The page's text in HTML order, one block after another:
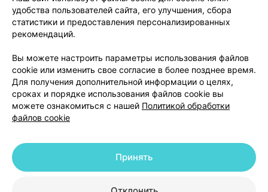
Размещение рекламы
Медицинский маркетинг
Публичный договор
Доставка
Способы оплаты
Вакансии
Партнеры
Написать руководителю 103.by
Написать в поддержку
Персональные настройки Cookie
© 2026 ООО «Артокс Лаб», УНП 191700409 | 220012, Республика Беларусь,
+375 291212755
удобства пользователей сайта, его улучшения, сбора
статистики и предоставления персонализированных
рекомендаций.
Вы можете настроить параметры использования файлов
cookie или изменить свое согласие в более позднее время.
Для получения дополнительной информации о целях,
сроках и порядке использования файлов cookie вы
можете ознакомиться с нашей Политикой обработки
файлов cookie
Принять